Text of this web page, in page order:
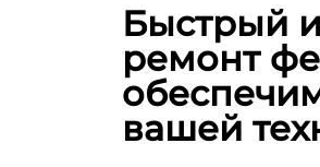
Быстрый
ремонт
вашей